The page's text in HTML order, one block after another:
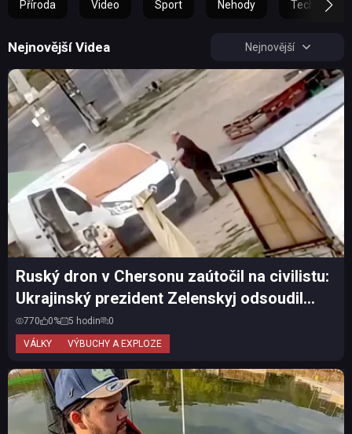
Příroda Video Sport Nehody Technika
Nejnovější Videa Nejnovější
VÁLKY VÝBUCHY A EXPLOZE
Ruský dron v Chersonu zaútočil na civilistu:
Ukrajinský prezident Zelenskyj odsoudil
další útok n...
770 0% 5 hodin 0